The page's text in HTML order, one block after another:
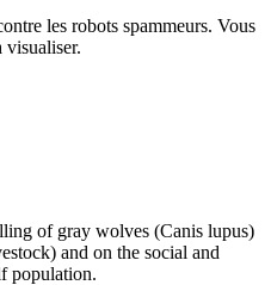
les robots spammeurs. Vous
visualiser.
of gray wolves (Canis lupus)
and on the social and
population.